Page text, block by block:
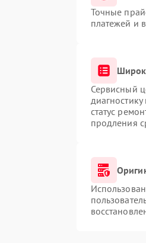
Точные
платежей и
Сервисный
статус
продления